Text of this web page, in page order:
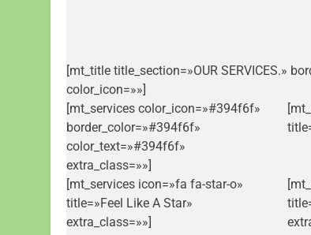
[mt_title title_section=»OUR SERVICES.»
color_icon=»»]
[mt_services color_icon=»#394f6f»
border_color=»#394f6f»
color_text=»#394f6f»
extra_class=»»]
[mt_services icon=»fa fa-star-o»
title=»Feel Like A Star»
extra_class=»»]